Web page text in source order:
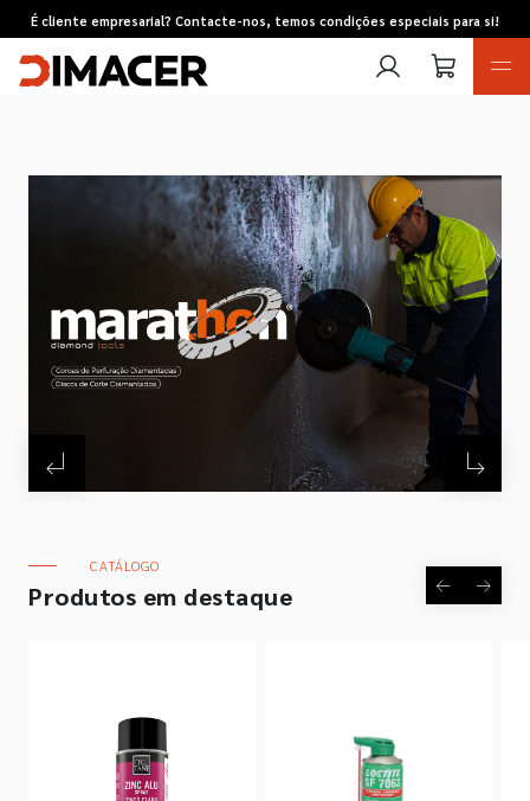
É cliente empresarial? Contacte-nos, temos condições especiais para si!
Retomas
Pedidos de cotação
Empresa
Siga-nos nas redes sociais
CATÁLOGO
Produtos em destaque